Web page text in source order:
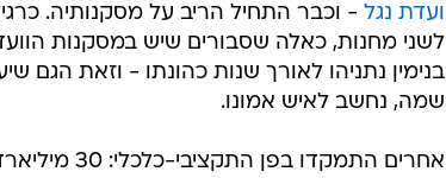
ועדת נגל - וכבר התחיל הריב על מסקנותיה.
לשני מחנות, כאלה שסבורים שיש במסקנות
בנימין נתניהו לאורך שנות כהונתו - וזאת
שמה, נחשב לאיש אמונו.
אחרים